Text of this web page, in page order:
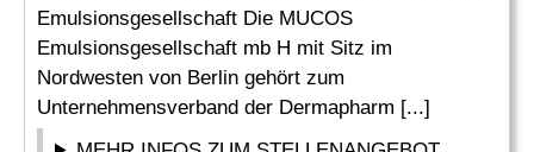
Emulsionsgesellschaft Die MUCOS
Emulsionsgesellschaft mb H mit Sitz im
Nordwesten von Berlin gehört zum
Unternehmensverband der Dermapharm [...]